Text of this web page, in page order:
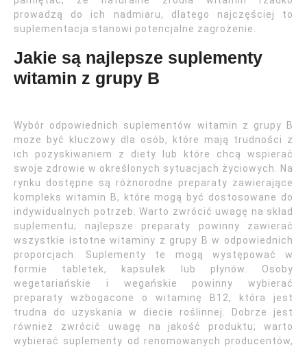
prowadzą do ich nadmiaru, dlatego najczęściej to
suplementacja stanowi potencjalne zagrożenie.
Jakie są najlepsze suplementy
witamin z grupy B
Wybór odpowiednich suplementów witamin z grupy B
może być kluczowy dla osób, które mają trudności z
ich pozyskiwaniem z diety lub które chcą wspierać
swoje zdrowie w określonych sytuacjach życiowych. Na
rynku dostępne są różnorodne preparaty zawierające
kompleks witamin B, które mogą być dostosowane do
indywidualnych potrzeb. Warto zwrócić uwagę na skład
suplementu; najlepsze preparaty powinny zawierać
wszystkie istotne witaminy z grupy B w odpowiednich
proporcjach. Suplementy te mogą występować w
formie tabletek, kapsułek lub płynów. Osoby
wegetariańskie i wegańskie powinny wybierać
preparaty wzbogacone o witaminę B12, która jest
trudna do uzyskania w diecie roślinnej. Dobrze jest
również zwrócić uwagę na jakość produktu; warto
wybierać suplementy od renomowanych producentów,